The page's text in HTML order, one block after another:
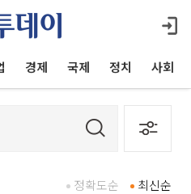
경제 국제 정치 사회
최신순
정확도순